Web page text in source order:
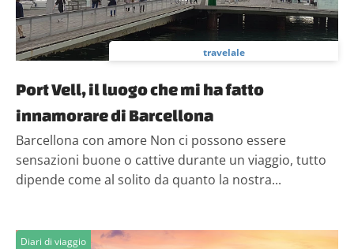
travelale
Port Vell, il luogo che mi ha fatto
innamorare di Barcellona
Barcellona con amore Non ci possono essere
sensazioni buone o cattive durante un viaggio, tutto
dipende come al solito da quanto la nostra...
Diari di viaggio